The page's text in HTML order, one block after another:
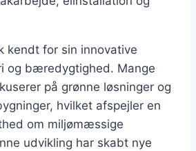
kendt for sin innovative
og bæredygtighed. Mange
på grønne løsninger og
hvilket afspejler en
om miljømæssige
udvikling har skabt nye